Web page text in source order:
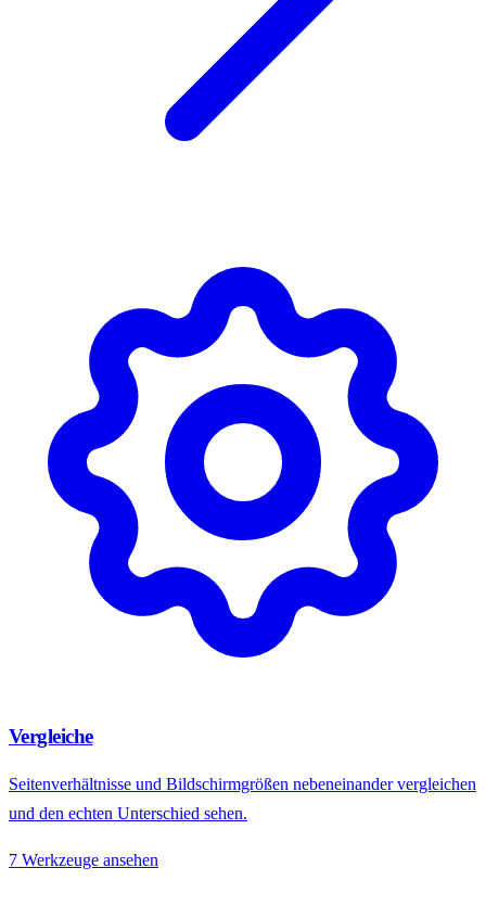
Vergleiche
Seitenverhältnisse und Bildschirmgrößen nebeneinander vergleichen
und den echten Unterschied sehen.
7 Werkzeuge ansehen